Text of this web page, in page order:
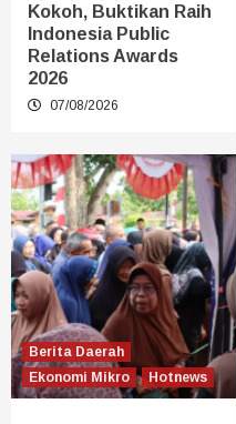
Kokoh, Buktikan Raih
Indonesia Public
Relations Awards
2026
07/08/2026
Berita Daerah
Ekonomi Mikro
Hotnews